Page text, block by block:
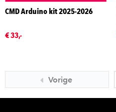
CMD Arduino kit 2025-2026
€ 33,-
Vorige